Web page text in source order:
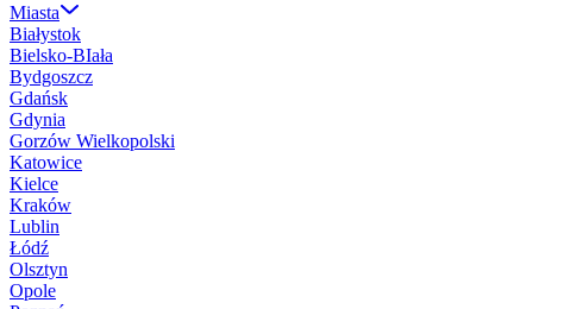
Miasta
Białystok
Bielsko-BIała
Bydgoszcz
Gdańsk
Gdynia
Gorzów Wielkopolski
Katowice
Kielce
Kraków
Lublin
Łódź
Olsztyn
Opole